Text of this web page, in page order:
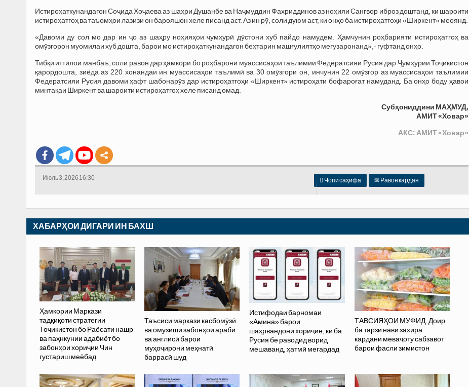
Истироҳаткунандагон Соҷида Хоҷаева аз шаҳри Душанбе ва Наҷмуддин Фахриддинов аз ноҳияи Сангвор иброз доштанд, ки шароити
истироҳатгоҳ ва таъомҳои лазизи он барояшон хеле писанд аст. Аз ин рӯ, соли дуюм аст, ки онҳо ба истироҳатгоҳи «Ширкент» меоянд.
«Давоми ду сол мо дар ин ҷо аз шаҳру ноҳияҳои ҷумҳурӣ дӯстони хуб пайдо намудем. Ҳамчунин роҳбарияти истироҳатгоҳ ва
омӯзгорон муомилаи хуб дошта, барои мо истироҳаткунандагон беҳтарин машғулиятҳо мегузаронанд»,- гуфтанд онҳо.
Тибқи иттилои манбаъ, соли равон дар ҳамкорӣ бо роҳбарони муассисаҳои таълимии Федератсияи Русия дар Ҷумҳурии Тоҷикистон
қарордошта, зиёда аз 220 хонандаи ин муассисаҳои таълимӣ ва 30 омӯзгори он, инчунин 22 омӯзгор аз муассисаҳои таълимии
Федератсияи Русия давоми ҳафт шабонарӯз дар истироҳатгоҳи «Ширкент» истироҳати бофароғат намуданд. Ба онҳо боду ҳавои
минтақаи Ширкент ва шароити истироҳатгоҳ хеле писанд омад.
Субҳониддини МАҲМУД,
АМИТ «Ховар»
АКС: АМИТ «Ховар»
 Чопи саҳифа ✉ Равон кардан
Июль 3, 2026 16:30
ХАБАРҲОИ ДИГАРИ ИН БАХШ
Ҳамкории Маркази
тадқиқоти стратегии
Тоҷикистон бо Раёсати нашр
ва паҳнкунии адабиёт бо
забонҳои хориҷии Чин
густариш меёбад
Таъсиси маркази касбомӯзӣ
ва омӯзиши забонҳои арабӣ
ва англисӣ барои
муҳоҷирони меҳнатӣ
баррасӣ шуд
Истифодаи барномаи
«Амина» барои
шаҳрвандони хориҷие, ки ба
Русия бе раводид ворид
мешаванд, ҳатмӣ мегардад
ТАВСИЯҲОИ МУФИД. Доир
ба тарзи нави захира
кардани меваҷоту сабзавот
барои фасли зимистон